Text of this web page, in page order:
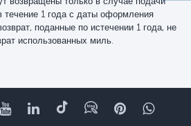
течение 1 года с даты оформления
поданные по истечении 1 года, не
использованных миль.
YouTubeLinkedIn
TikTokБлогPinterest